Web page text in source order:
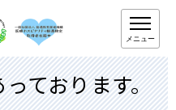
メニュー
ております。